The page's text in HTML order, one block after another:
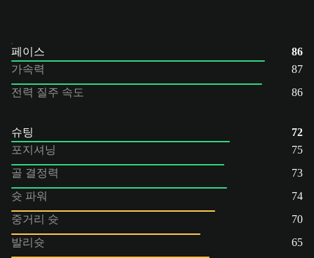
페이스
86
가속력
87
전력 질주 속도
86
슈팅
72
포지셔닝
75
골 결정력
73
슛 파워
74
중거리 슛
70
발리슛
65